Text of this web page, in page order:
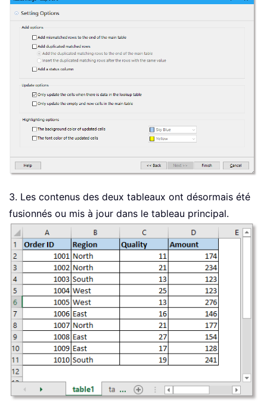
3. Les contenus des deux tableaux ont désormais été
fusionnés ou mis à jour dans le tableau principal.